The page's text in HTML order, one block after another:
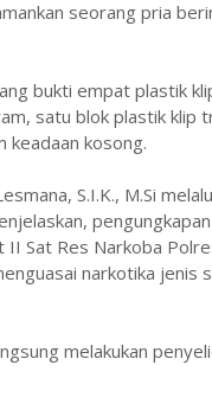
seorang pria
bukti empat plastik
satu blok plastik klip
keadaan kosong.
S.I.K., M.Si
Sat Res Narkoba
narkotika jenis
melakukan